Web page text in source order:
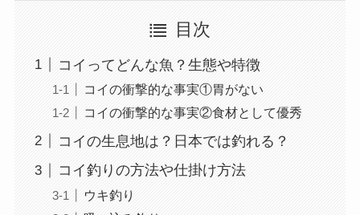
目次
コイってどんな魚？生態や特徴
コイの衝撃的な事実①胃がない
コイの衝撃的な事実②食材として優秀
コイの生息地は？日本では釣れる？
コイ釣りの方法や仕掛け方法
ウキ釣り